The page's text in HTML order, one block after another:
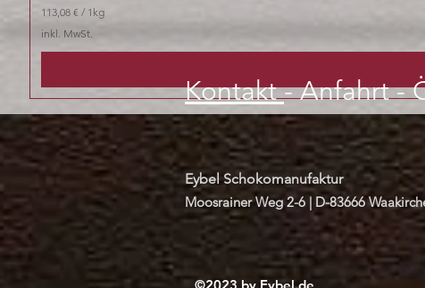
113,08 € / 1kg
1
3
8
p
inkl. MwSt.
Kontakt-Anfahrt-
Eybel Schokomanufaktur
Moosrainer Weg 2-6 | D-83666
©2023 by Eybel.de